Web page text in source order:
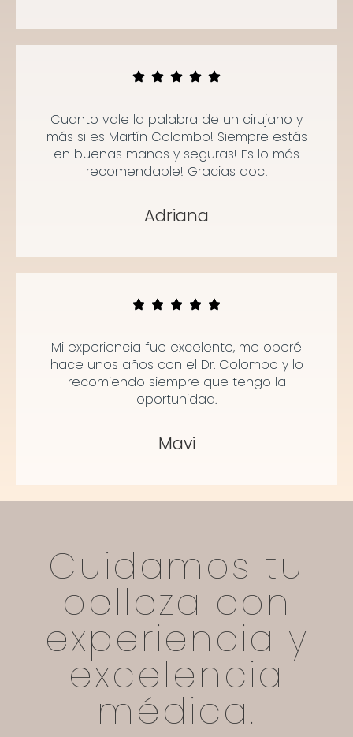
Cuanto vale la palabra de un cirujano y
más si es Martín Colombo! Siempre estás
en buenas manos y seguras! Es lo más
recomendable! Gracias doc!
Adriana
Mi experiencia fue excelente, me operé
hace unos años con el Dr. Colombo y lo
recomiendo siempre que tengo la
oportunidad.
Mavi
Cuidamos tu
belleza con
experiencia y
excelencia
médica.